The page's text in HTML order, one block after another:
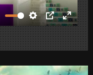
Settings
PIP Enter